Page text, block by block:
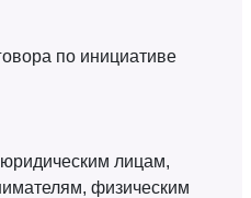
по инициативе
лицам,
физическим